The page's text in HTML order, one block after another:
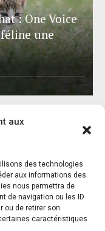
aux
des technologies
aux informations des
nous permettra de
de navigation ou les ID
ou de retirer son
caractéristiques
: One Voice
une
le recours à
animaux